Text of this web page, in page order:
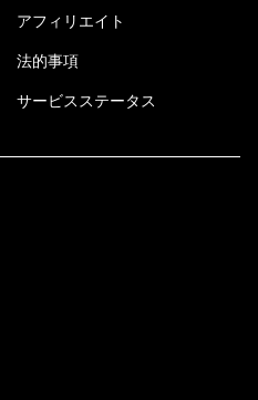
アフィリエイト
法的事項
サービスステータス